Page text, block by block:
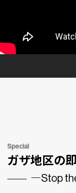
Special
ガザ地区の
―Stop